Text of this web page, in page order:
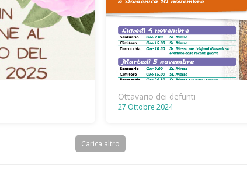
Ottavario dei defunti
27 Ottobre 2024
Carica altro